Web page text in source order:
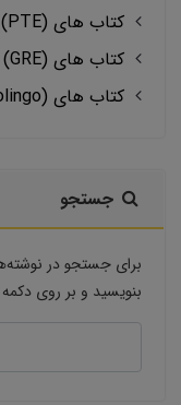
کتاب های (PTE)
کتاب های (GRE)
کتاب های (Duolingo)
جستجو
برای جستجو در
بنویسید و بر روی